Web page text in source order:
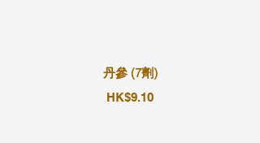
丹參 (7劑)
HK$9.10